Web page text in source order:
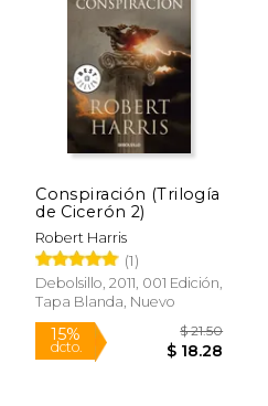
dcto.
Conspiración (Trilogía
de Cicerón 2)
Robert Harris
(1)
Debolsillo, 2011, 001 Edición,
Tapa Blanda, Nuevo